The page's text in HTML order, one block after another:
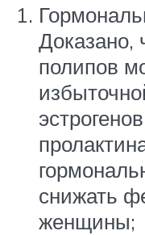
Доказано,
полипов
снижать
женщины;